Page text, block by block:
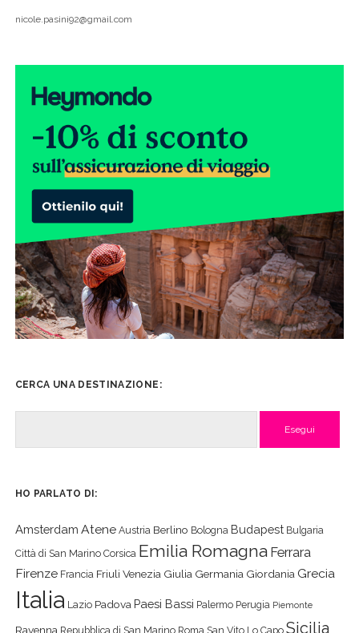
nicole.pasini92@gmail.com
CERCA UNA DESTINAZIONE:
HO PARLATO DI:
Amsterdam Atene Austria Berlino Bologna Budapest Bulgaria
Città di San Marino Corsica Emilia Romagna Ferrara
Firenze Francia Friuli Venezia Giulia Germania Giordania Grecia
Italia Lazio Padova Paesi Bassi Palermo Perugia Piemonte
Ravenna Repubblica di San Marino Roma San Vito Lo Capo Sicilia